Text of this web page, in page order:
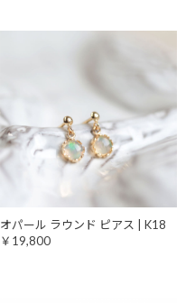
オパール ラウンド ピアス | K18
￥19,800